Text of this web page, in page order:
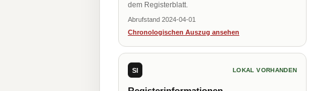
dem Registerblatt.
Abrufstand 2024-04-01
Chronologischen Auszug ansehen
SI LOKAL VORHANDEN